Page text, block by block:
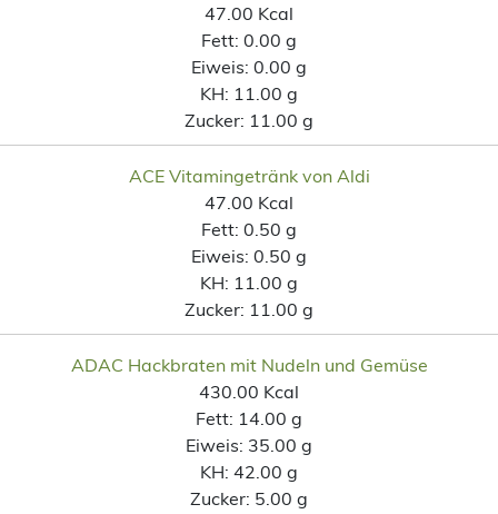
47.00 Kcal
Fett: 0.00 g
Eiweis: 0.00 g
KH: 11.00 g
Zucker: 11.00 g
ACE Vitamingetränk von Aldi
47.00 Kcal
Fett: 0.50 g
Eiweis: 0.50 g
KH: 11.00 g
Zucker: 11.00 g
ADAC Hackbraten mit Nudeln und Gemüse
430.00 Kcal
Fett: 14.00 g
Eiweis: 35.00 g
KH: 42.00 g
Zucker: 5.00 g